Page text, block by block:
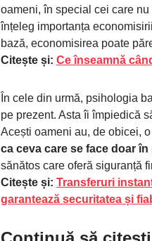
oameni, în special cei care
înțeleg importanța
bază, economisirea poate
Citește și: Ce înseamnă
În cele din urmă, psihologia
pe prezent. Asta îi împiedică
Acești oameni au, de obicei,
ca ceva care se face doar
sănătos care oferă siguranță
Citește și: Transferuri
garantează securitatea și